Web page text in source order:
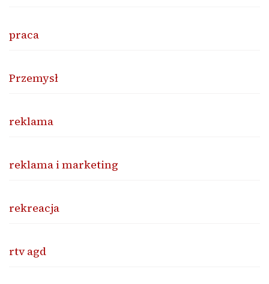
praca
Przemysł
reklama
reklama i marketing
rekreacja
rtv agd